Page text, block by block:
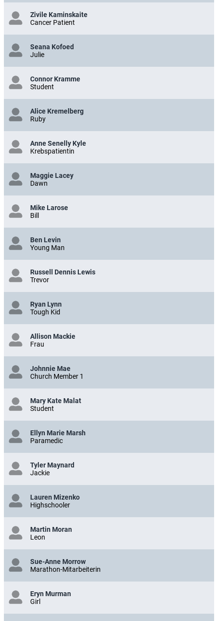
Zivile Kaminskaite
Cancer Patient
Seana Kofoed
Julie
Connor Kramme
Student
Alice Kremelberg
Ruby
Anne Senelly Kyle
Krebspatientin
Maggie Lacey
Dawn
Mike Larose
Bill
Ben Levin
Young Man
Russell Dennis Lewis
Trevor
Ryan Lynn
Tough Kid
Allison Mackie
Frau
Johnnie Mae
Church Member 1
Mary Kate Malat
Student
Ellyn Marie Marsh
Paramedic
Tyler Maynard
Jackie
Lauren Mizenko
Highschooler
Martin Moran
Leon
Sue-Anne Morrow
Marathon-Mitarbeiterin
Eryn Murman
Girl